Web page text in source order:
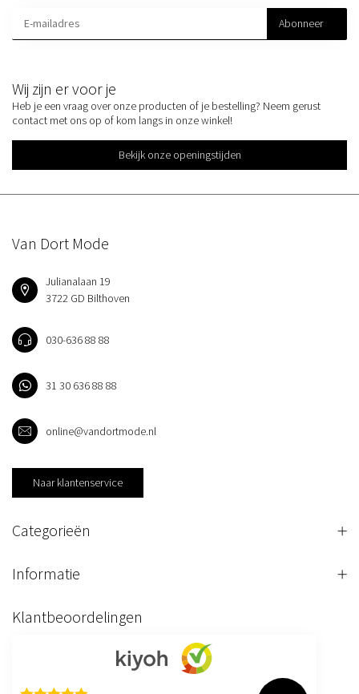
Wij zijn er voor je
Heb je een vraag over onze producten of je bestelling? Neem gerust
contact met ons op of kom langs in onze winkel!
Bekijk onze openingstijden
Abonneer
Van Dort Mode
Julianalaan 19
3722 GD Bilthoven
030-636 88 88
31 30 636 88 88
online@vandortmode.nl
Naar klantenservice
Categorieën
Informatie
Klantbeoordelingen